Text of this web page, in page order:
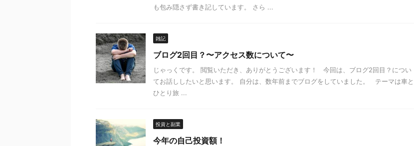
も包み隠さず書き記しています。 さら ...
雑記
ブログ2回目？〜アクセス数について〜
じゃっくです。 閲覧いただき、ありがとうございます！ 今回は、ブログ2回目？につい
てお話ししたいと思います。 自分は、数年前までブログをしていました。 テーマは車と
ひとり旅 ...
投資と副業
今年の自己投資額！